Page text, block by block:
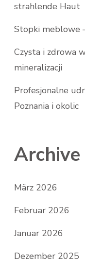
strahlende Haut
Stopki meblowe
Czysta i zdrowa
mineralizacji
Profesjonalne
Poznania i okolic
Archive
März 2026
Februar 2026
Januar 2026
Dezember 2025